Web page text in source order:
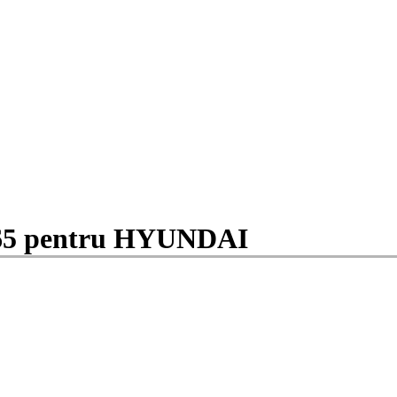
pentru HYUNDAI